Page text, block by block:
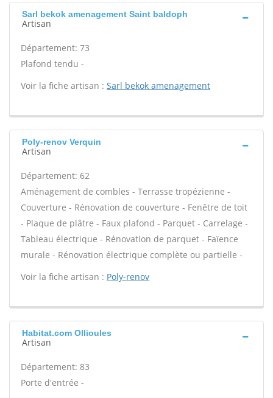
Sarl bekok amenagement Saint baldoph
Artisan
Département: 73
Plafond tendu -
Voir la fiche artisan : Sarl bekok amenagement
Poly-renov Verquin
Artisan
Département: 62
Aménagement de combles - Terrasse tropézienne -
Couverture - Rénovation de couverture - Fenêtre de toit
- Plaque de plâtre - Faux plafond - Parquet - Carrelage -
Tableau électrique - Rénovation de parquet - Faïence
murale - Rénovation électrique complète ou partielle -
Voir la fiche artisan : Poly-renov
Habitat.com Ollioules
Artisan
Département: 83
Porte d'entrée -